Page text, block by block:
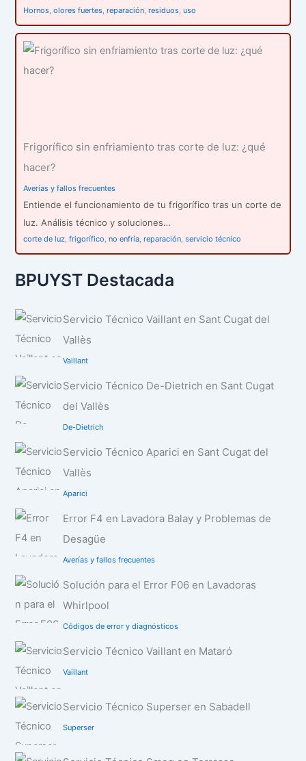
Hornos ,olores fuertes ,reparación ,residuos ,uso
Frigorífico sin enfriamiento tras corte de luz: ¿qué
hacer?
Averías y fallos frecuentes
Entiende el funcionamiento de tu frigorífico tras un corte de
luz. Análisis técnico y soluciones…
corte de luz,frigorífico,no enfría,reparación,servicio técnico
BPUYST Destacada
Servicio Técnico Vaillant en Sant Cugat del
Vallès
Vaillant
Servicio Técnico De-Dietrich en Sant Cugat
del Vallès
De-Dietrich
Servicio Técnico Aparici en Sant Cugat del
Vallès
Aparici
Error F4 en Lavadora Balay y Problemas de
Desagüe
Averías y fallos frecuentes
Solución para el Error F06 en Lavadoras
Whirlpool
Códigos de error y diagnósticos
Servicio Técnico Vaillant en Mataró
Vaillant
Servicio Técnico Superser en Sabadell
Superser